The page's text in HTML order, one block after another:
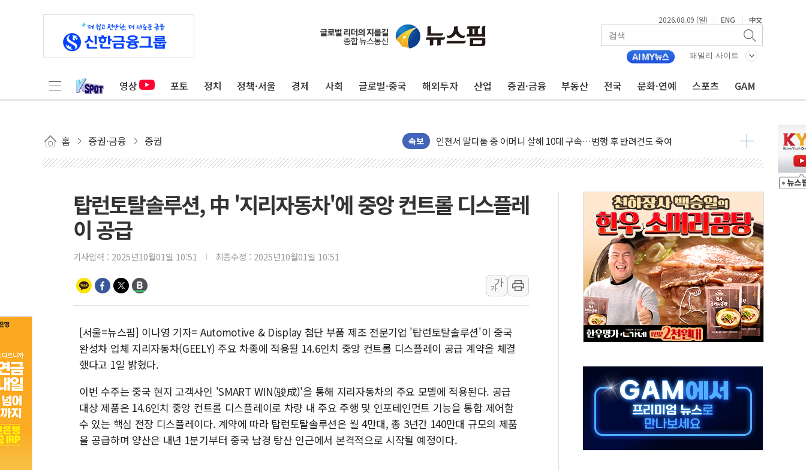
2026.08.09 (일) | ENG | 中文
패밀리 사이트
영상 포토 정치 정책·서울 경제 사회 글로벌·중국 해외투자 산업 증권·금융 부동산 전국 문화·연예 스포츠 GAM
홈 증권·금융 증권 속보
평택 진위면 공장서 질식사고 발생…작업자 1명 숨져
포항 블루밸리 국가산단에 '철강 AI융합실증센터' 들어선다
[종합] 김민석, 정청래에 누적 '1.48%p' 차 선두 유지...金 46.01% vs 鄭 44.53%
김민석, 강원·대구·경북 경선서 정청래에 승리…金 48.54% vs 鄭 44.40%
[속보] 민주, 강원·대구·경북 경선 결과...김민석 48.54% 정청래 44.40%
[속보] 민주, 대구 경선 결과 발표...정청래 47.82% 김민석 46.35% 송영길 5.83%
[속보] 민주, 강원 경선 결과 발표...김민석 50.30% 정청래 41.94% 송영길 7.76%
정재헌 CEO, SKT 장기고객 400명 맞이…"마음 잇는 시간 되길"
최태원, 노소영에 9440억 지급 확정되나…재상고 앞두고 막판 셈법
하나금융, 명동 소상공인에 '행복상자' 전달
인천시 광복절 현수막 '태극기 거꾸로' 논란…이틀만에 철거
병무청, 보충역 전면 손질… 예술·체육요원 최대 33% 감축
홈플러스發 대형마트 판매, 역대 최대폭 감소한 9.4%↓…유통업계 양극화 심화
윤준병·이해민 의원, '정부 특사'로 콜롬비아 대통령 취임식 참석
여야, 황희 '버스 하우스' 공방…野 "청년 우롱 기괴" vs 與 "송구한 해프닝"
탑런토탈솔루션, 中 '지리자동차'에 중앙 컨트롤 디스플레
이 공급
기사입력 : 2025년10월01일 10:51 최종수정 : 2025년10월01일 10:51
가
가
[서울=뉴스핌] 이나영 기자= Automotive & Display 첨단 부품 제조 전문기업 '탑런토탈솔루션'이 중국
완성차 업체 지리자동차(GEELY) 주요 차종에 적용될 14.6인치 중앙 컨트롤 디스플레이 공급 계약을 체결
했다고 1일 밝혔다.
이번 수주는 중국 현지 고객사인 'SMART WIN(骏成)'을 통해 지리자동차의 주요 모델에 적용된다. 공급
대상 제품은 14.6인치 중앙 컨트롤 디스플레이로 차량 내 주요 주행 및 인포테인먼트 기능을 통합 제어할
수 있는 핵심 전장 디스플레이다. 계약에 따라 탑런토탈솔루션은 월 4만대, 총 3년간 140만대 규모의 제품
을 공급하며 양산은 내년 1분기부터 중국 남경 탕산 인근에서 본격적으로 시작될 예정이다.